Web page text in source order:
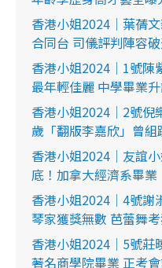
香港小姐2024｜葉蒨
合同台 司儀評判陣容
香港小姐2024｜1號陳
最年輕佳麗 中學畢業
香港小姐2024｜2號倪
歲「翻版李嘉欣」曾組
香港小姐2024｜友誼
底！加拿大經濟系畢業
香港小姐2024｜4號謝
琴家獲獎無數 芭蕾舞
香港小姐2024｜5號
著名商學院畢業 正考